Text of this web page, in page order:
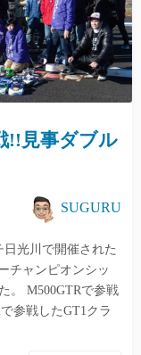
!!見事ダブル
SUGURU
光川で開催された
チャンピオンシッ
。 M500GTRで参戦
参戦したGT1クラ